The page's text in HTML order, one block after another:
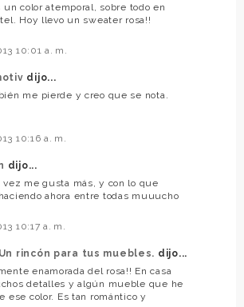
un color atemporal, sobre todo en
Hoy llevo un sweater rosa!!
10:01 a. m.
dijo...
me pierde y creo que se nota.
10:16 a. m.
dijo...
vez me gusta más, y con lo que
ahora entre todas muuucho
10:17 a. m.
rincón para tus muebles. dijo...
enamorada del rosa!! En casa
detalles y algún mueble que he
ese color. Es tan romántico y